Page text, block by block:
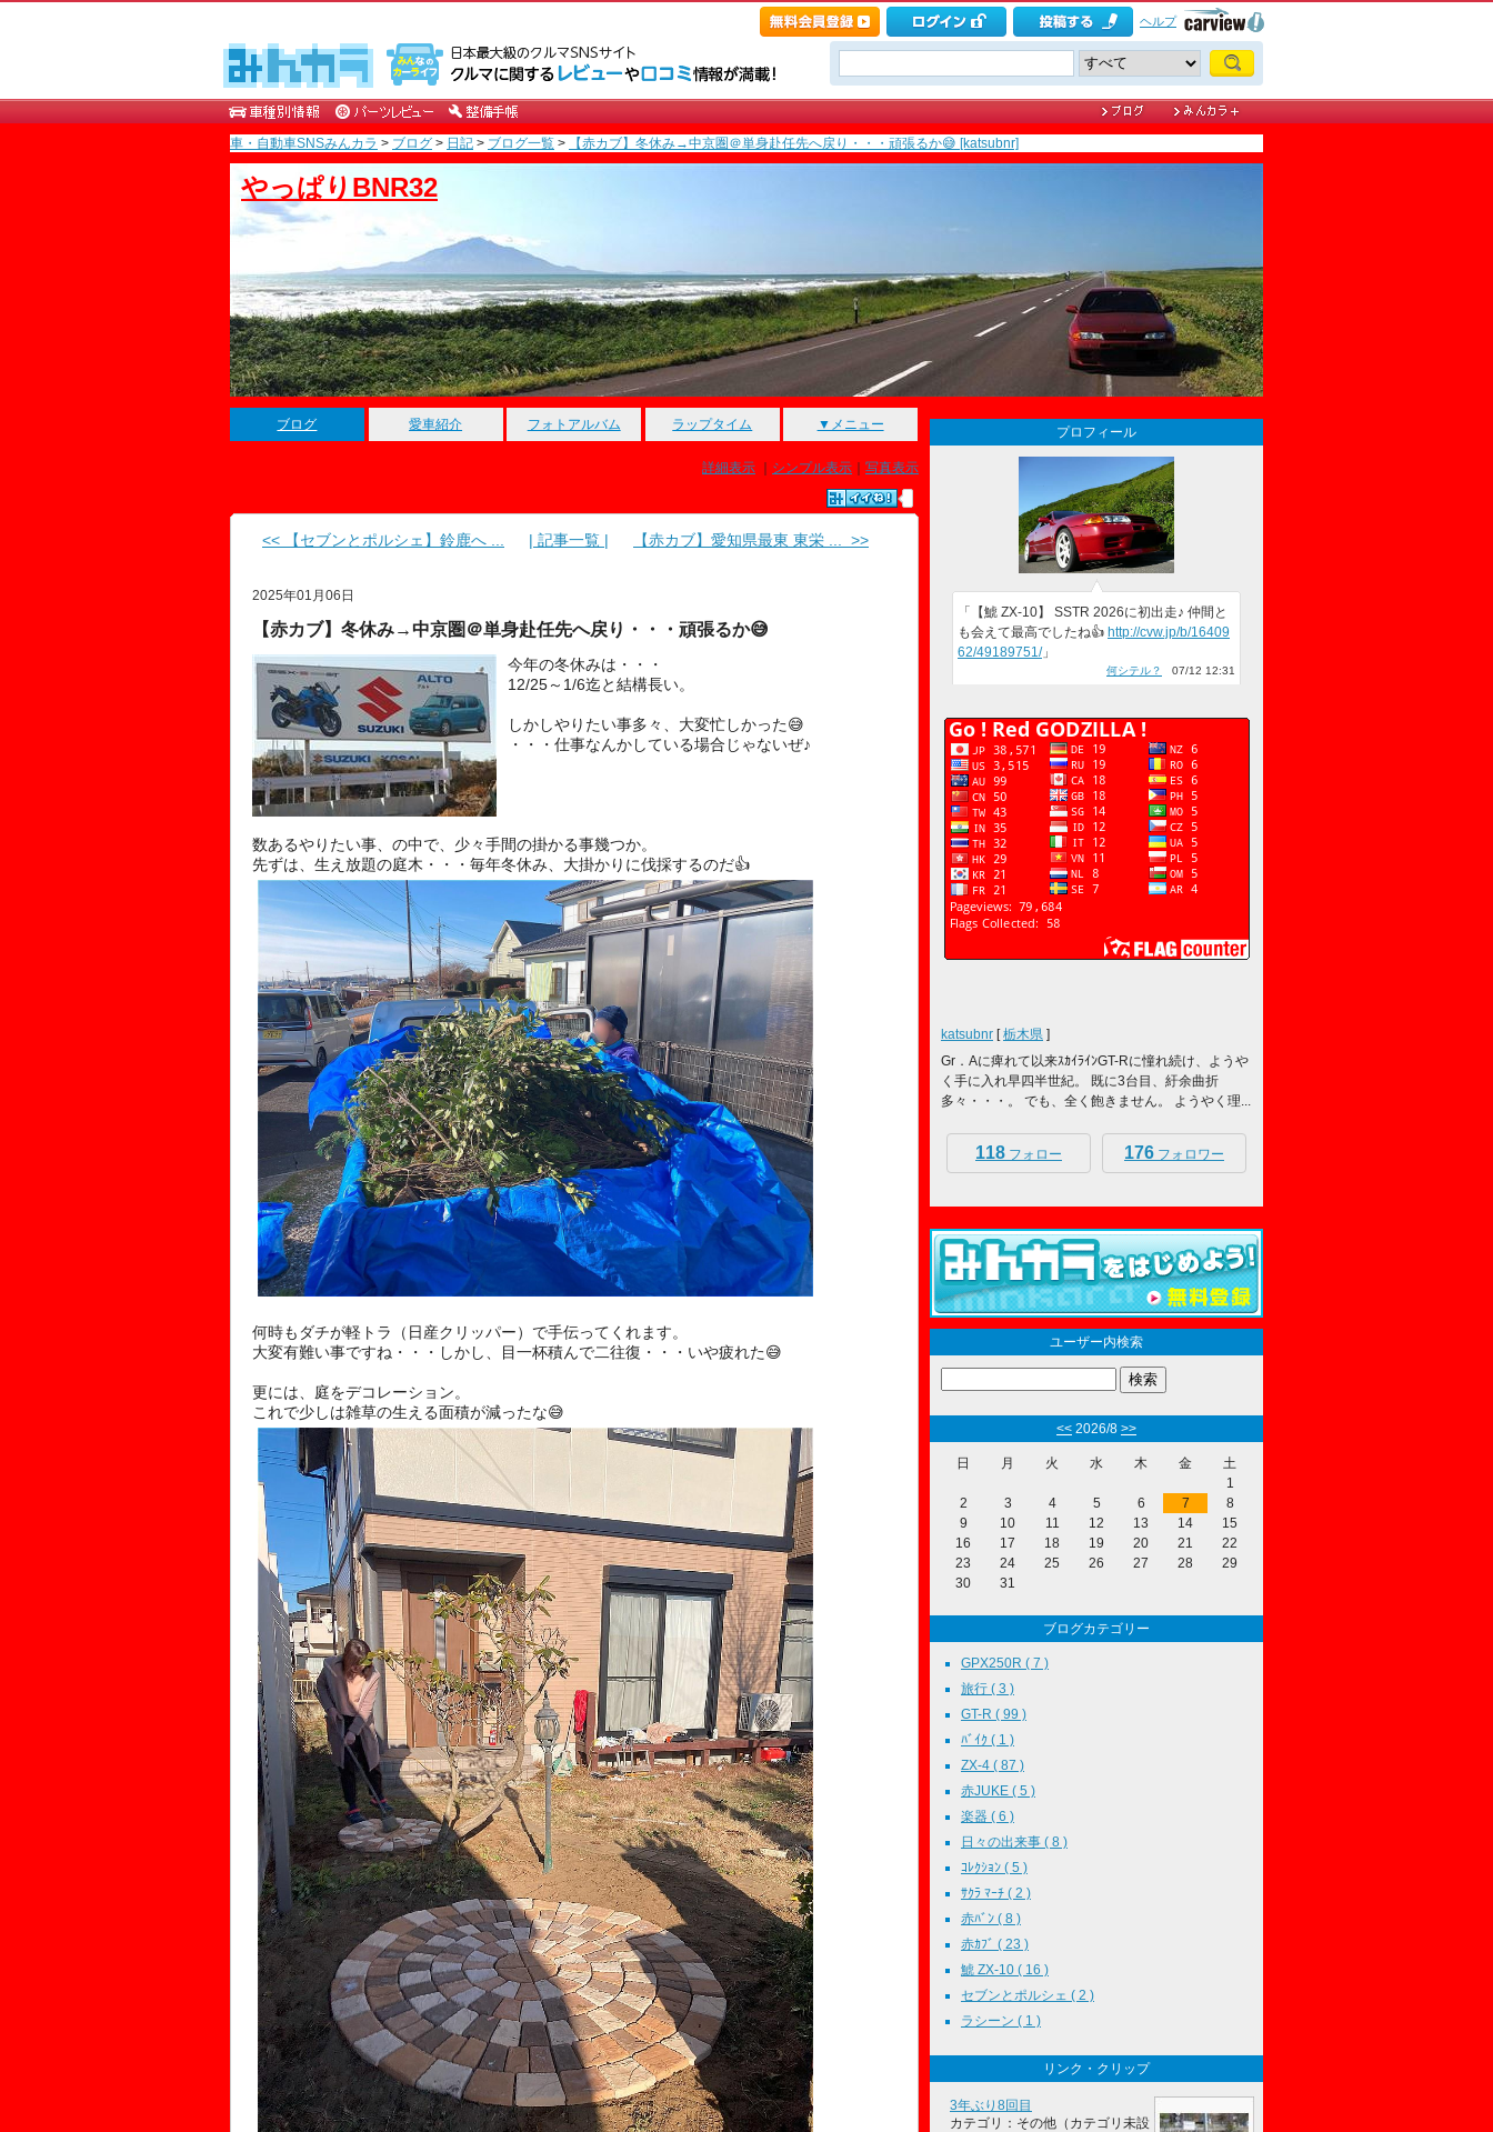
ヘルプ
車・自動車SNSみんカラ > ブログ > 日記 > ブログ一覧 > 【赤カブ】冬休み→中京圏＠単身赴任先へ戻り・・・頑張るか😅 [katsubnr]
やっぱりBNR32
ブログ 愛車紹介 フォトアルバム ラップタイム ▼メニュー
詳細表示 シンプル表示 写真表示
<< 【セブンとポルシェ】鈴鹿へ ... | 記事一覧 | 【赤カブ】愛知県最東 東栄 ... >>
2025年01月06日
【赤カブ】冬休み→中京圏＠単身赴任先へ戻り・・・頑張るか😅
今年の冬休みは・・・
12/25～1/6迄と結構長い。
しかしやりたい事多々、大変忙しかった😅
・・・仕事なんかしている場合じゃないぜ♪
数あるやりたい事、の中で、少々手間の掛かる事幾つか。
先ずは、生え放題の庭木・・・毎年冬休み、大掛かりに伐採するのだ👍
何時もダチが軽トラ（日産クリッパー）で手伝ってくれます。
大変有難い事ですね・・・しかし、目一杯積んで二往復・・・いや疲れた😅
更には、庭をデコレーション。
これで少しは雑草の生える面積が減ったな😅
プロフィール
「【鯱 ZX-10】 SSTR 2026に初出走♪ 仲間と
も会えて最高でしたね👍 http://cvw.jp/b/16409
62/49189751/」
何シテル？ 07/12 12:31
katsubnr [栃木県 ]
Gr．Aに痺れて以来ｽｶｲﾗｲﾝGT-Rに憧れ続け、ようや
く手に入れ早四半世紀。 既に3台目、紆余曲折
多々・・・。 でも、全く飽きません。 ようやく理...
118 フォロー 176 フォロワー
ユーザー内検索
<< 2026/8 >>
日 月 火 水 木 金
土
1
2
3 4 5 6 7
8
9
10 11 12 13 14
15
16
17 18 19 20 21
22
23
24 25 26 27 28
29
30
31
ブログカテゴリー
GPX250R ( 7 )
旅行 ( 3 )
GT-R ( 99 )
ﾊﾞｲｸ ( 1 )
ZX-4 ( 87 )
赤JUKE ( 5 )
楽器 ( 6 )
日々の出来事 ( 8 )
ｺﾚｸｼｮﾝ ( 5 )
ｻｸﾗ ﾏｰﾁ ( 2 )
赤ﾊﾞﾝ ( 8 )
赤ｶﾌﾞ ( 23 )
鯱 ZX-10 ( 16 )
セブンとポルシェ ( 2 )
ラシーン ( 1 )
リンク・クリップ
3年ぶり8回目
カテゴリ：その他（カテゴリ未設